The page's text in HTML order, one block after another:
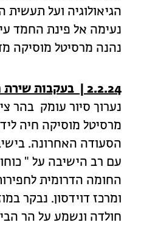
הגיאולוגיה ועל
נעימה אל פינת החמד
נהנה מרסיטל מוסיקה
2.2.24 | בעקבות שירת הלוויים לירושלים
נערוך סיור עומק בהר
מרסיטל מוסיקה חיה
הסעודה האחרונה.
עם רב הישיבה על " כוחו
החומה הדרומית
ומרכז דוידסון. נבקר
חולדה ונשמע על הר